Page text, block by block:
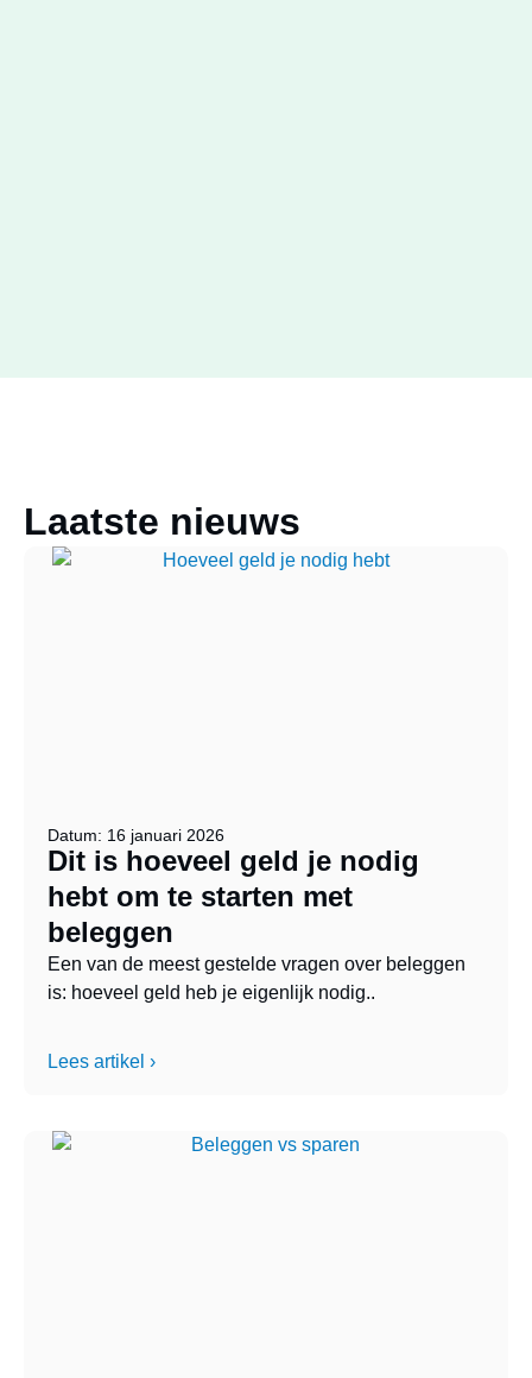
Laatste nieuws
Datum: 16 januari 2026
Dit is hoeveel geld je nodig
hebt om te starten met
beleggen
Een van de meest gestelde vragen over beleggen
is: hoeveel geld heb je eigenlijk nodig..
Lees artikel ›